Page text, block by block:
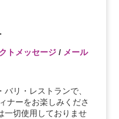
トメッセージ/ メール
リ・レストランで、
ナーをお楽しみくださ
一切使用しておりませ